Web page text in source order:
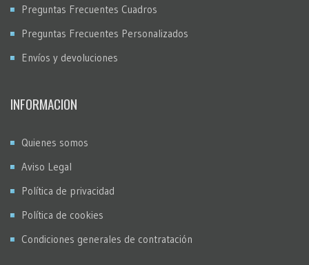
Preguntas Frecuentes Cuadros
Preguntas Frecuentes Personalizados
Envíos y devoluciones
INFORMACION
Quienes somos
Aviso Legal
Política de privacidad
Política de cookies
Condiciones generales de contratación